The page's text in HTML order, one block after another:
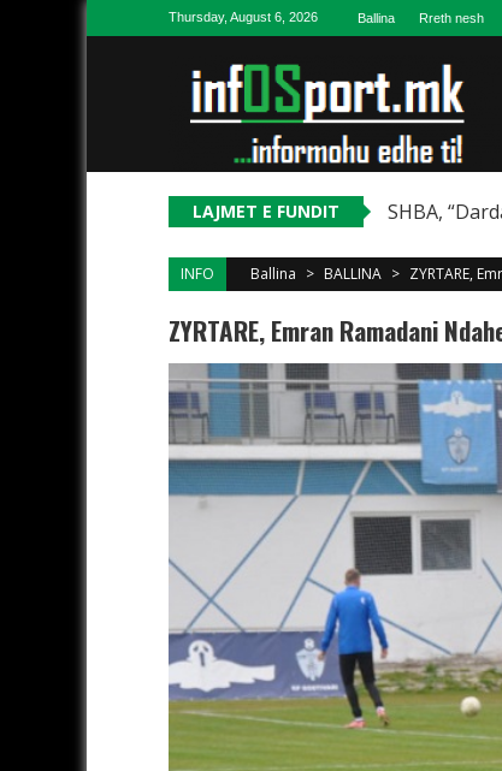
Skip to contentThursday, August 6, 2026 Ballina Rreth nesh
LAJMET E FUNDIT SHBA,
INFO Ballina > BALLINA > ZYRTARE,
ZYRTARE, Emran Ramadani